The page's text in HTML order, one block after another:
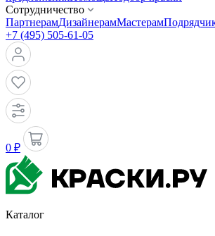
Сотрудничество
ПартнерамДизайнерамМастерам
+7 (495) 505-61-05
0 ₽
Каталог